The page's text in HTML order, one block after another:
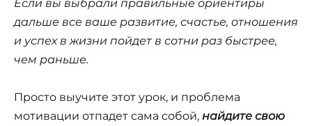
Если вы выбрали правильные ориентиры
дальше все ваше развитие, счастье, отношения
и успех в жизни пойдет в сотни раз быстрее,
чем раньше.
Просто выучите этот урок, и проблема
мотивации отпадет сама собой, найдите свою